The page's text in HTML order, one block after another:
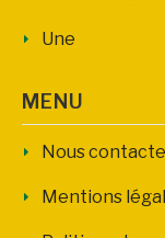
Une
MENU
Nous
Mentions